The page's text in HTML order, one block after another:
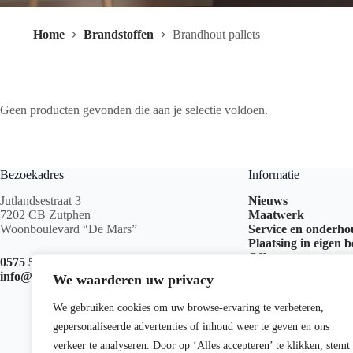
We waarderen uw privacy
We gebruiken cookies om uw browse-ervaring te verbeteren,
gepersonaliseerde advertenties of inhoud weer te geven en ons
verkeer te analyseren. Door op ‘Alles accepteren’ te klikken, stemt
Home Brandstoffen Brandhout pallets
Geen producten gevonden die aan je selectie voldoen.
Bezoekadres
Jutlandsestraat 3
7202 CB Zutphen
Woonboulevard “De Mars”
0575 517 999
info@kachelswk.nl
Informatie
Nieuws
Maatwerk
Service en
Plaatsing in eigen
Offerte aanvragen